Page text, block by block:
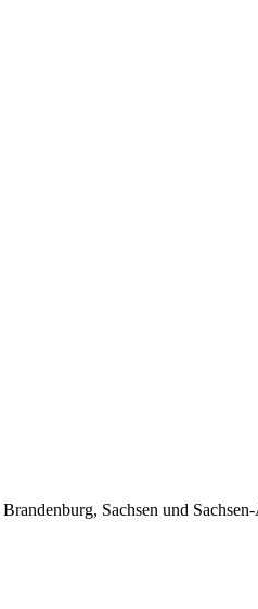
Sachsen und